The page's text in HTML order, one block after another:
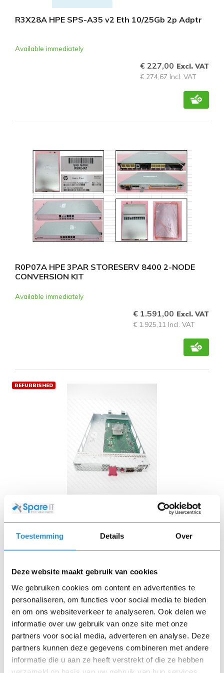
Toestemming Details Over
Deze website maakt gebruik van cookies
We gebruiken cookies om content en advertenties te
personaliseren, om functies voor social media te bieden
en om ons websiteverkeer te analyseren. Ook delen we
informatie over uw gebruik van onze site met onze
partners voor social media, adverteren en analyse. Deze
partners kunnen deze gegevens combineren met andere
informatie die u aan ze heeft verstrekt of die ze hebben
R3X28A HPE SPS-A35 v2 Eth 10/25Gb 2p Adptr
Available immediately
€ 227,00 Excl. VAT
€ 274,67 Incl. VAT
R0P07A HPE 3PAR STORESERV 8400 2-NODE
CONVERSION KIT
Available immediately
€ 1.591,00 Excl. VAT
€ 1.925,11 Incl. VAT
REFURBISHED
HPE SFF IO ASSEMBLY FOR HPE D3700 &
€ 49,61 Incl. VAT
REFURBISHED